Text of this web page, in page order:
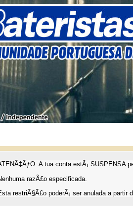
A tua conta estÃ¡ SUSPENSA
razÃ£o especificada.
restriÃ§Ã£o poderÃ¡ ser anulada a partir